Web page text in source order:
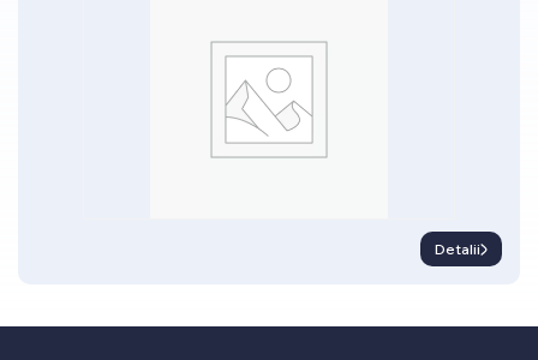
Detalii